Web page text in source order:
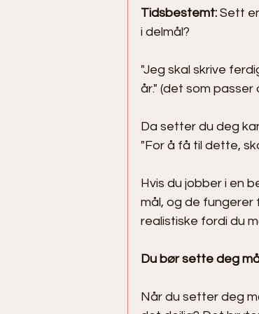
Tidsbestemt: Sett
i delmål?
"Jeg skal skrive
år." (det som passer
Da setter du deg
"For å få til dette,
Hvis du jobber i en
mål, og de fungerer
realistiske fordi du
Du bør sette deg
Når du setter deg